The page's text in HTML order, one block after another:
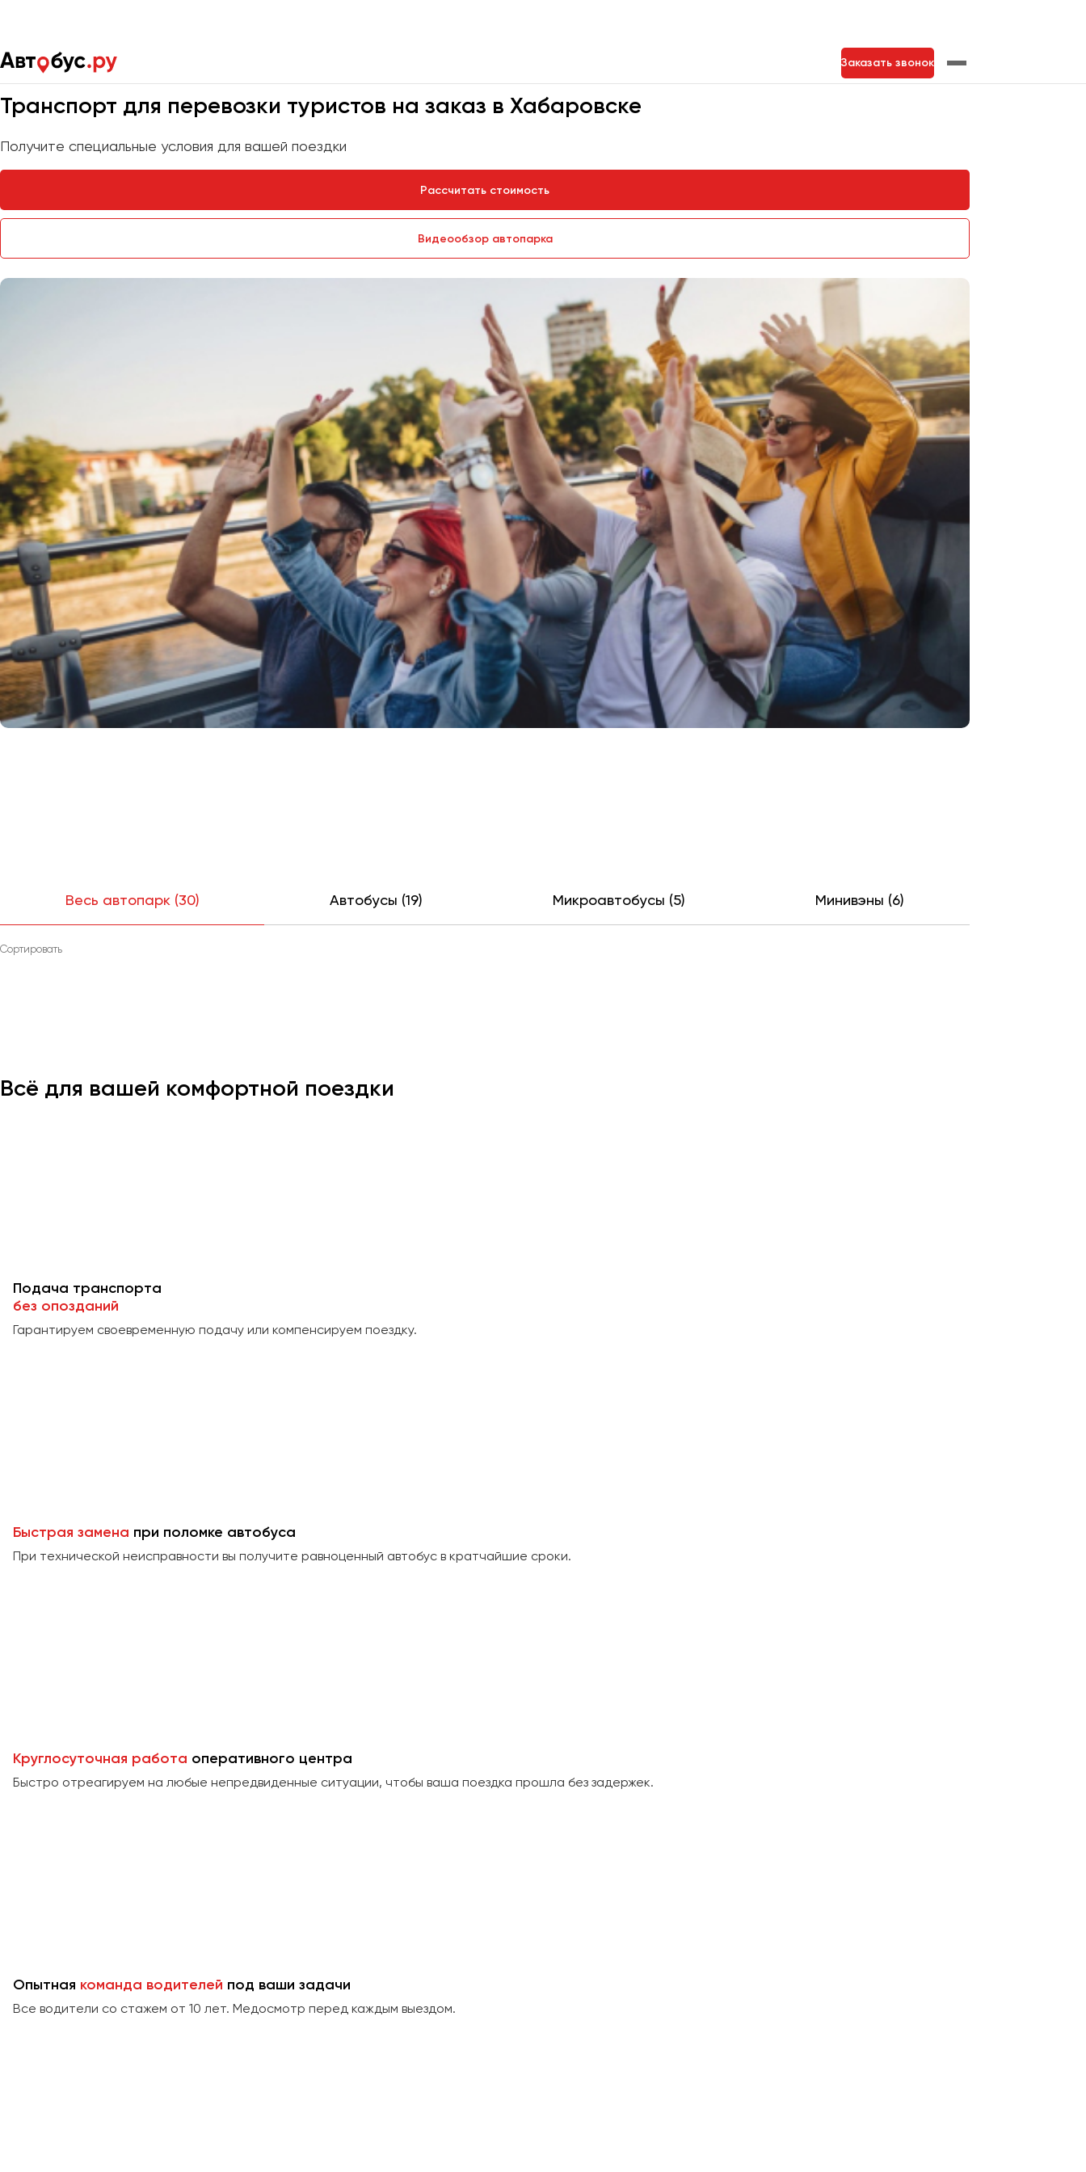
Заказать звонок
Главная Услуги Транспорт для туристов
Мы на связи 24/7
Транспорт для перевозки туристов на заказ в Хабаровске
Получите специальные условия для вашей поездки
Рассчитать стоимость
Видеообзор автопарка
Весь автопарк (30) Автобусы (19) Микроавтобусы (5) Минивэны (6)
Всё для вашей комфортной поездки
Подача транспорта
без опозданий
Гарантируем своевременную подачу или компенсируем поездку.
Быстрая замена при поломке автобуса
При технической неисправности вы получите равноценный автобус в кратчайшие сроки.
Круглосуточная работа оперативного центра
Быстро отреагируем на любые непредвиденные ситуации, чтобы ваша поездка прошла без задержек.
Опытная команда водителей под ваши задачи
Все водители со стажем от 10 лет. Медосмотр перед каждым выездом.